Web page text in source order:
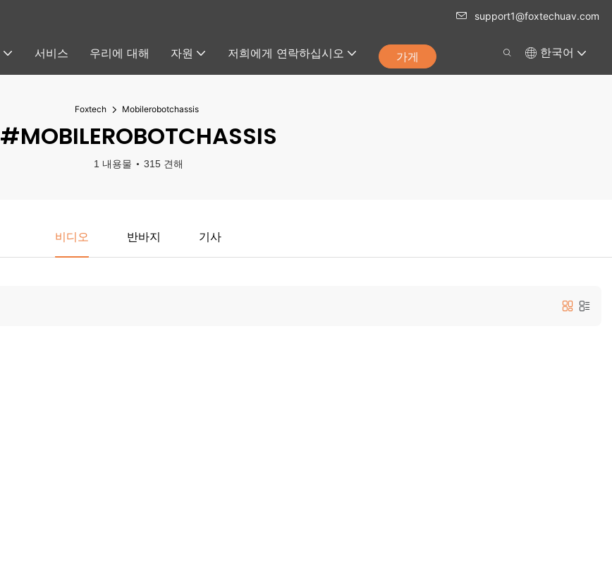
support1@foxtechuav.com
서비스 우리에 대해 자원 저희에게 연락하십시오 가게 한국어
Foxtech Mobilerobotchassis
#MOBILEROBOTCHASSIS
1 내용물 315 견해
비디오 반바지 기사